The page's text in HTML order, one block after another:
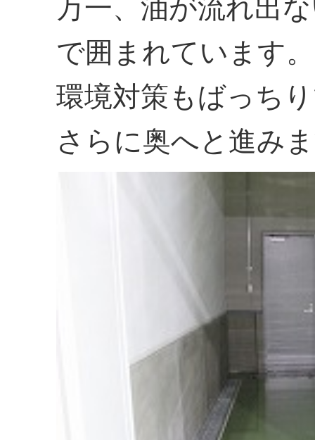
万一、油が流れ出
で囲まれています。
環境対策もばっち
さらに奥へと進み